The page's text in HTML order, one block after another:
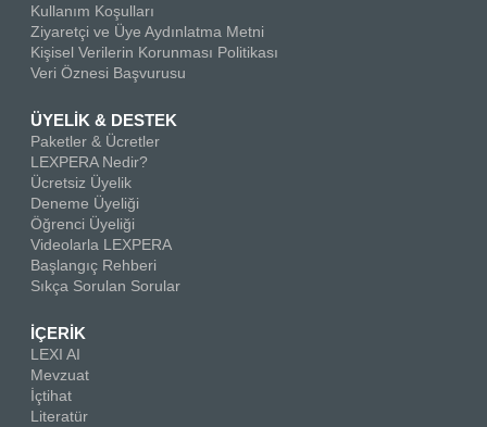
Kullanım Koşulları
Ziyaretçi ve Üye Aydınlatma Metni
Kişisel Verilerin Korunması Politikası
Veri Öznesi Başvurusu
ÜYELİK & DESTEK
Paketler & Ücretler
LEXPERA Nedir?
Ücretsiz Üyelik
Deneme Üyeliği
Öğrenci Üyeliği
Videolarla LEXPERA
Başlangıç Rehberi
Sıkça Sorulan Sorular
İÇERİK
LEXI AI
Mevzuat
İçtihat
Literatür